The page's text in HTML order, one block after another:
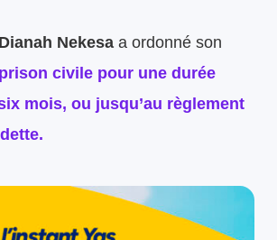
Dianah Nekesa a ordonné son
civile pour une durée
mois, ou jusqu’au règlement